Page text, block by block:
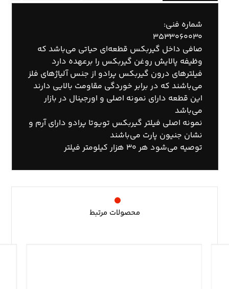
شماره فنی:
۳۵۳۳۰۶۰۰۳۰
صافی داخل گیربکس قطعه‌ای حیاتی می‌باشد که
وظیفه پالایش روغن گیربکس را برعهده دارد
فیلترهای درون گیربکس پرادو از جنس آلیاژهای فلز
می‌باشند که در برابر خوردگی مقاومت بالایی دارند
این قطعه دارای نمونه اصلی و اورجینال در بازار
می‌باشد
نمونه اصلی فیلتر گیربکس تویوتا پرادو دارای آرم و
نشان جنیون پارت می‌باشند
توصیه می‌شود هر ۳۰ هزار کیلومتر فیلتر
محصولات مرتبط